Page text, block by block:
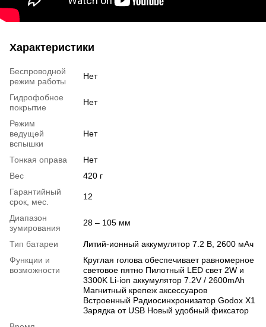
Характеристики
Беспроводной
режим работы
Нет
Гидрофобное
покрытие
Нет
Режим
ведущей
вспышки
Нет
Тонкая оправа
Нет
Вес
420 г
Гарантийный
срок, мес.
12
Диапазон
зумирования
28 – 105 мм
Тип батареи
Литий-ионный аккумулятор 7.2 В, 2600 мАч
Функции и
возможности
Круглая голова обеспечивает равномерное
световое пятно Пилотный LED свет 2W и
3300K Li-ion аккумулятор 7.2V / 2600mAh
Магнитный крепеж аксессуаров
Встроенный Радиосинхронизатор Godox X1
Зарядка от USB Новый удобный фиксатор